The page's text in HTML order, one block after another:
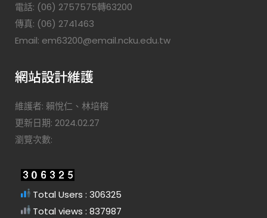
電話: (06) 2757575轉63200
傳真: (06) 2741463
Email: em63200@email.ncku.edu.tw
網站設計維護
維護者: 賴悅仁、林培榕
更新日期: 2024.02.27
瀏覽次數:
Total Users : 306325
Total views : 837987